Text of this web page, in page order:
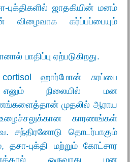
புக்திகளில் ஜாதகியின் மனம்
விழைவாக கர்ப்பப்பையும்
பாதிப்பு ஏற்படுகிறது.
ஹார்மோன் சுரப்பை
எனும் நிலையில் மன
முதலில் ஆராய
உழைச்சலுக்கான காரணங்கள்
சந்திரனோடு தொடர்பாகும்
புக்தி மற்றும் கோட்சார
ஒருவரது மன